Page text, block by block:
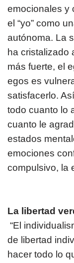
emocionales y
el “yo” como
autónoma. La
ha cristalizado
más fuerte, el
egos es
satisfacerlo.
todo cuanto lo
cuanto le
estados
emociones
compulsivo, la
La libertad
“El
de libertad
hacer todo lo